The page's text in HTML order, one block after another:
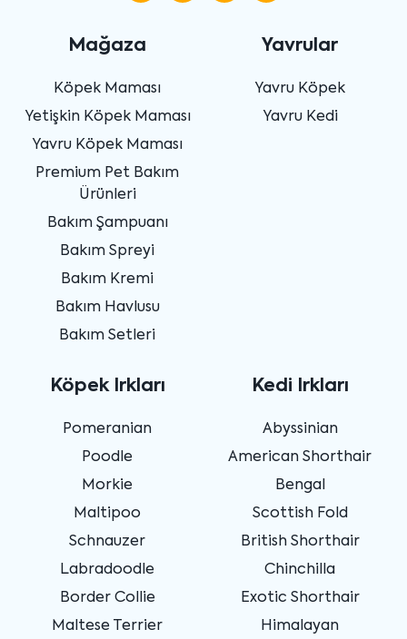
Mağaza
Köpek Maması
Yetişkin Köpek Maması
Yavru Köpek Maması
Premium Pet Bakım
Ürünleri
Bakım Şampuanı
Bakım Spreyi
Bakım Kremi
Bakım Havlusu
Bakım Setleri
Yavrular
Yavru Köpek
Yavru Kedi
Köpek Irkları
Pomeranian
Poodle
Morkie
Maltipoo
Schnauzer
Labradoodle
Border Collie
Maltese Terrier
Kedi Irkları
Abyssinian
American Shorthair
Bengal
Scottish Fold
British Shorthair
Chinchilla
Exotic Shorthair
Himalayan